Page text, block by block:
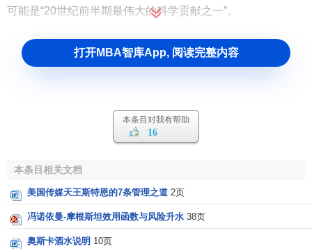
可能是“20世纪前半期最伟大的科学贡献之一”。
打开MBA智库App, 阅读完整内容
本条目对我有帮助
16
本条目相关文档
美国传媒天王斯特恩的7条管理之道 2页
冯诺依曼-摩根斯坦效用函数与风险升水 38页
奥斯卡酒水说明 10页